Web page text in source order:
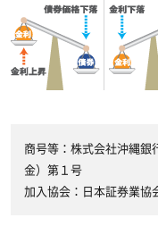
商号等：株式会社沖縄
金）第１号
加入協会：日本証券業協